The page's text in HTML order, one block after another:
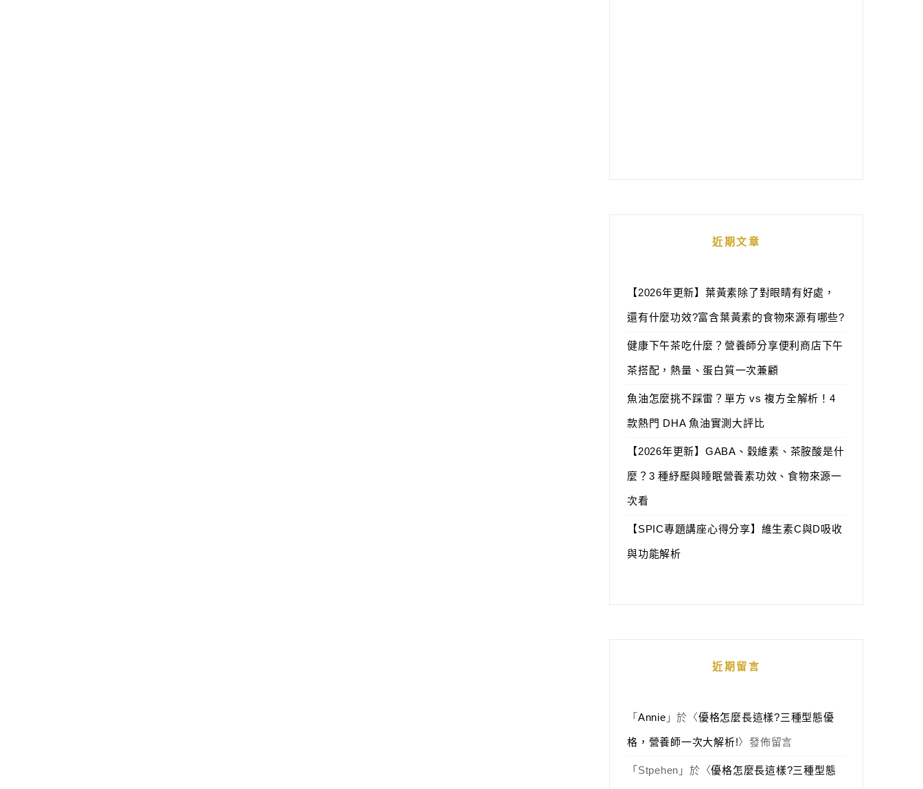
近期文章
【2026年更新】葉黃素除了對眼睛有好處，
還有什麼功效?富含葉黃素的食物來源有哪些?
健康下午茶吃什麼？營養師分享便利商店下午
茶搭配，熱量、蛋白質一次兼顧
魚油怎麼挑不踩雷？單方 vs 複方全解析！4
款熱門 DHA 魚油實測大評比
【2026年更新】GABA、穀維素、茶胺酸是什
麼？3 種紓壓與睡眠營養素功效、食物來源一
次看
【SPIC專題講座心得分享】維生素C與D吸收
與功能解析
近期留言
「 Annie 」於〈優格怎麼長這樣?三種型態優
格，營養師一次大解析!〉發佈留言
「 Stpehen 」於〈優格怎麼長這樣?三種型態